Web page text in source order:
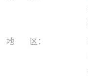
地 区：